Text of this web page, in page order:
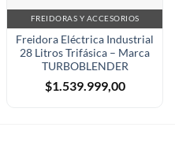
FREIDORAS Y ACCESORIOS
Freidora Eléctrica Industrial
28 Litros Trifásica – Marca
TURBOBLENDER
$1.539.999,00